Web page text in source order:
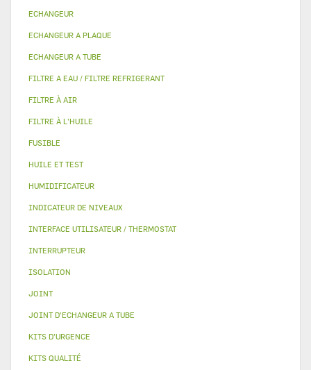
ECHANGEUR
ECHANGEUR A PLAQUE
ECHANGEUR A TUBE
FILTRE A EAU / FILTRE REFRIGERANT
FILTRE À AIR
FILTRE À L'HUILE
FUSIBLE
HUILE ET TEST
HUMIDIFICATEUR
INDICATEUR DE NIVEAUX
INTERFACE UTILISATEUR / THERMOSTAT
INTERRUPTEUR
ISOLATION
JOINT
JOINT D'ECHANGEUR A TUBE
KITS D'URGENCE
KITS QUALITÉ